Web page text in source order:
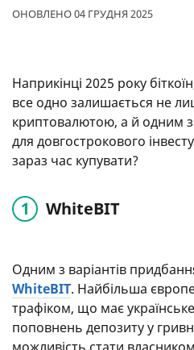
ОНОВЛЕНО 04 ГРУДНЯ 2025
Наприкінці 2025 року
все одно залишається не
криптовалютою, а й одним з
для довгострокового
зараз час купувати?
WhiteBIT
Одним з варіантів
WhiteBIT. Найбільша
трафіком, що має
поповнень депозиту у
можливість стати